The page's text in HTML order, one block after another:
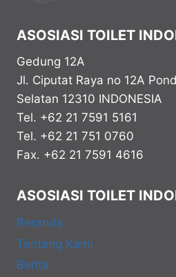
ASOSIASI TOILET
Gedung 12A
Jl. Ciputat Raya no 12A
Selatan 12310 INDONESIA
Tel. +62 21 7591 5161
Tel. +62 21 751 0760
Fax. +62 21 7591 4616
ASOSIASI TOILET
Beranda
Tentang Kami
Berita